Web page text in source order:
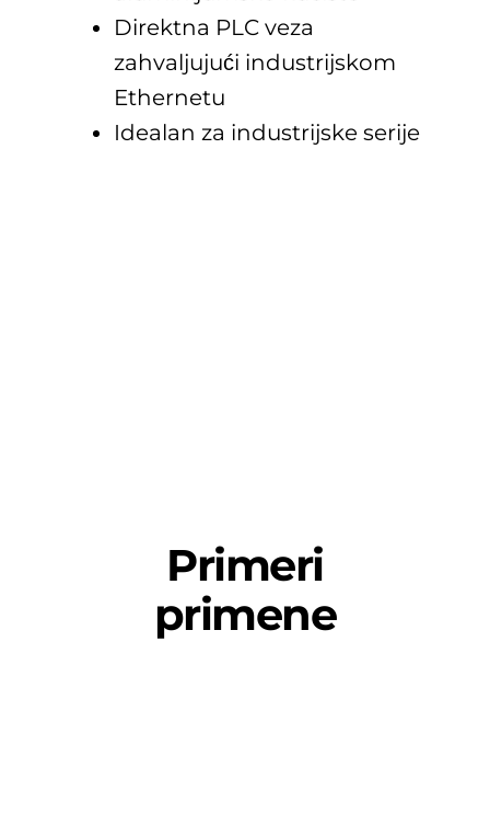
Direktna PLC veza
zahvaljujući industrijskom
Ethernetu
Idealan za industrijske serije
Primeri
primene